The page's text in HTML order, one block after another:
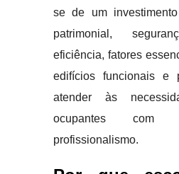
se de um
patrimonial,
eficiência, fatores
edifícios funcionais e
atender às
ocupantes com
profissionalismo.